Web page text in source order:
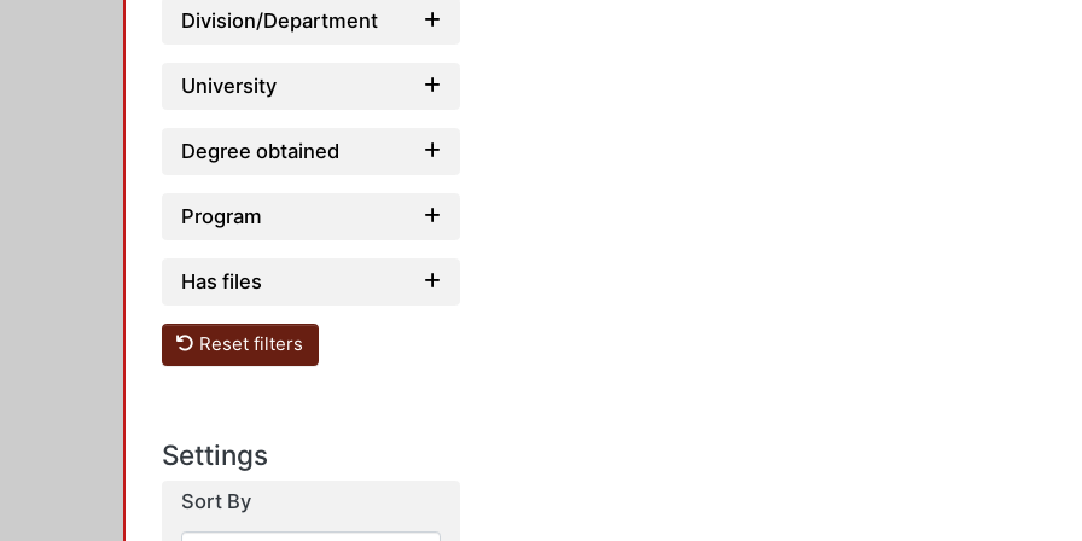
Division/Department
University
Degree obtained
Program
Has files
Reset filters
Settings
Sort By